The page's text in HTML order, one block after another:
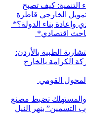
التنمية: كيف تصبح
الخارجي قاطرة
وإعادة بناء الدولة؟*
اقتصادي*
الطبية بالأردن:
الكرامة بالخارج
القومي
والمستهلك تضبط مصنع
التسمين” بنهر النيل